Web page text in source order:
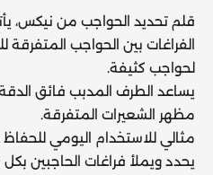
قلم تحديد الحواجب من نيكس،
الفراغات بين الحواجب
لحواجب كثيفة.
يساعد الطرف المدبب فائق
مظهر الشعيرات المتفرقة.
مثالي للاستخدام اليومي
يحدد ويملأ فراغات الحاجبين